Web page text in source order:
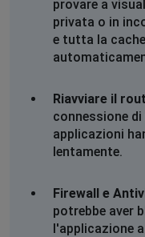
Lorenzo
Capannori,
Non funziona ne
Lorenzo
Capannori,
Non funziona ne
Capannori,
Non funziona ne
provare a
privata o in
e tutta la
Riavviare il
connessione
applicazioni
lentamente.
Firewall e
potrebbe aver
l'applicazione